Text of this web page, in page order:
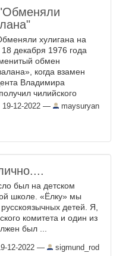
хулигана на
декабря 1976 года
обмен
когда взамен
Владимира
чилийского
лидера компартии
(1916—2010). ...
19-12-2022 — maysuryan
был на детском
школе. «Ёлку» мы
детей. Я,
комитета и один из
был ...
12-2022 — sigmund_rod